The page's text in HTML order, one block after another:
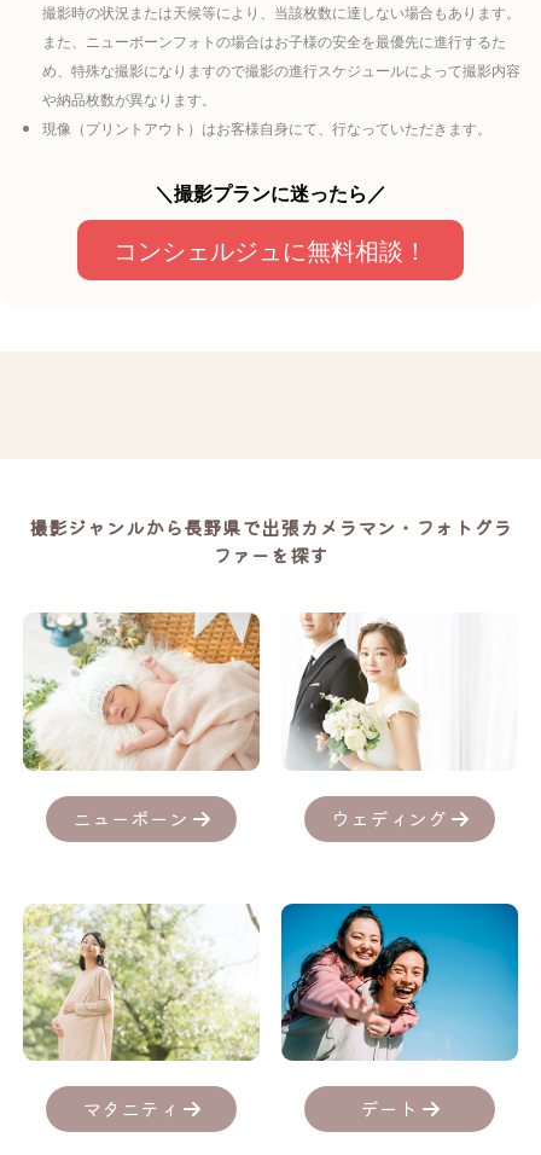
撮影時の状況または天候等により、当該枚数に達しない場合もあります。
また、ニューボーンフォトの場合はお子様の安全を最優先に進行するた
め、特殊な撮影になりますので撮影の進行スケジュールによって撮影内容
や納品枚数が異なります。
現像（プリントアウト）はお客様自身にて、行なっていただきます。
＼撮影プランに迷ったら／
コンシェルジュに無料相談！
撮影ジャンルから長野県で出張カメラマン・フォトグラ
ファーを探す
ニューボーン ウェディング
マタニティ デート